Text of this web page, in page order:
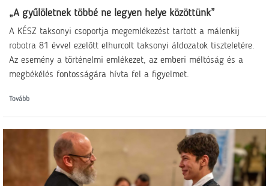
„A gyűlöletnek többé ne legyen helye közöttünk”
A KÉSZ taksonyi csoportja megemlékezést tartott a málenkij
robotra 81 évvel ezelőtt elhurcolt taksonyi áldozatok tiszteletére.
Az esemény a történelmi emlékezet, az emberi méltóság és a
megbékélés fontosságára hívta fel a figyelmet.
Tovább